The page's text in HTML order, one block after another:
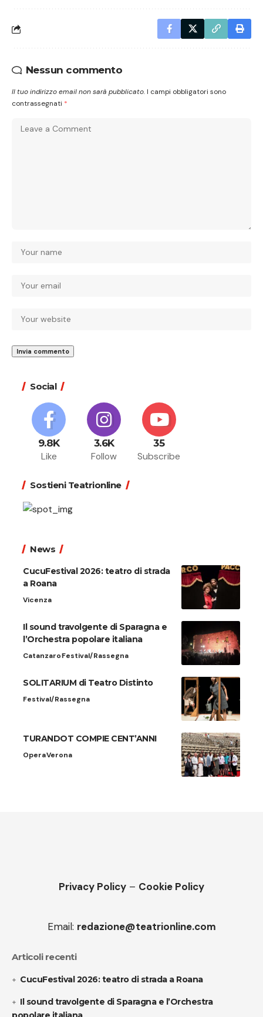
Nessun commento
Il tuo indirizzo email non sarà pubblicato. I campi obbligatori sono
contrassegnati *
Social
9.8K
Like
3.6K
Follow
35
Subscribe
Sostieni Teatrionline
News
CucuFestival 2026: teatro di strada
a Roana
Vicenza
Il sound travolgente di Sparagna e
l’Orchestra popolare italiana
CatanzaroFestival/Rassegna
SOLITARIUM di Teatro Distinto
Festival/Rassegna
TURANDOT COMPIE CENT’ANNI
OperaVerona
Privacy Policy – Cookie Policy
Email: redazione@teatrionline.com
Articoli recenti
CucuFestival 2026: teatro di strada a Roana
Il sound travolgente di Sparagna e l’Orchestra